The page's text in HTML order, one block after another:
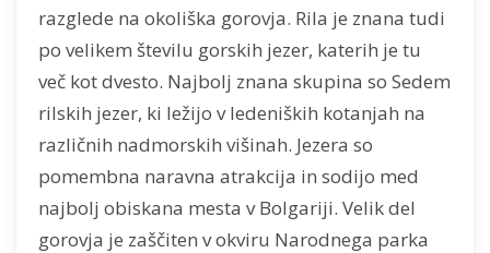
razglede na okoliška gorovja. Rila je znana tudi
po velikem številu gorskih jezer, katerih je tu
več kot dvesto. Najbolj znana skupina so Sedem
rilskih jezer, ki ležijo v ledeniških kotanjah na
različnih nadmorskih višinah. Jezera so
pomembna naravna atrakcija in sodijo med
najbolj obiskana mesta v Bolgariji. Velik del
gorovja je zaščiten v okviru Narodnega parka